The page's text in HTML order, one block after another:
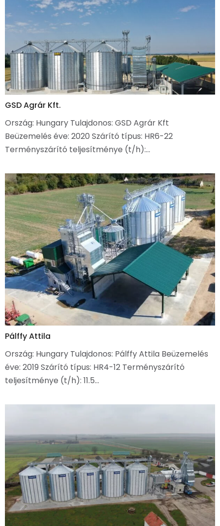
GSD Agrár Kft.
Ország: Hungary Tulajdonos: GSD Agrár Kft
Beüzemelés éve: 2020 Szárító típus: HR6-22
Terményszárító teljesítménye (t/h):…
Pálffy Attila
Ország: Hungary Tulajdonos: Pálffy Attila Beüzemelés
éve: 2019 Szárító típus: HR4-12 Terményszárító
teljesítménye (t/h): 11.5…